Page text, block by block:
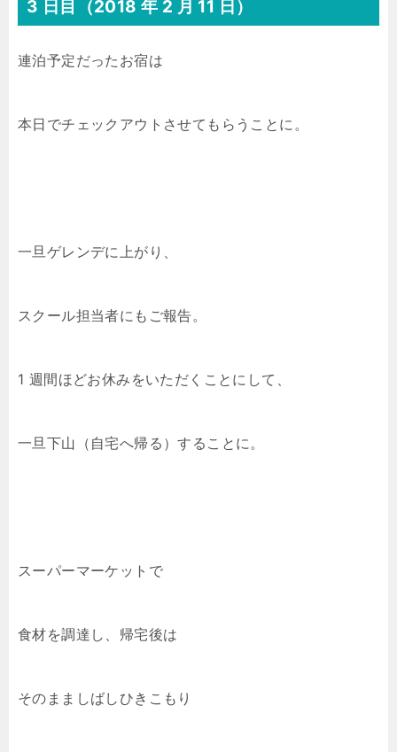
3 日目（2018 年 2 月 11 日）
連泊予定だったお宿は
本日でチェックアウトさせてもらうことに。
一旦ゲレンデに上がり、
スクール担当者にもご報告。
1 週間ほどお休みをいただくことにして、
一旦下山（自宅へ帰る）することに。
スーパーマーケットで
食材を調達し、帰宅後は
そのまましばしひきこもり